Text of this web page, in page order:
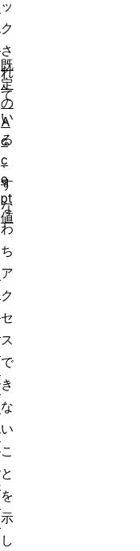
ッ
ク
さ
れ
て
い
る
、
す
な
わ
ち
ア
ク
セ
ス
で
き
な
い
こ
と
を
示
し
既
定
の
A
c
c
e
pt
値